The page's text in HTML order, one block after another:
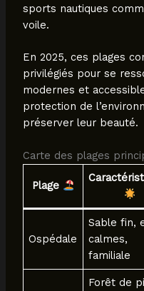
sports nautiques
voile.
En 2025, ces plages
privilégiés pour se
modernes et
protection de
préserver leur beauté.
Carte des plages
Plage
Ospédale
Sable fin,
calmes,
familiale
Forêt de